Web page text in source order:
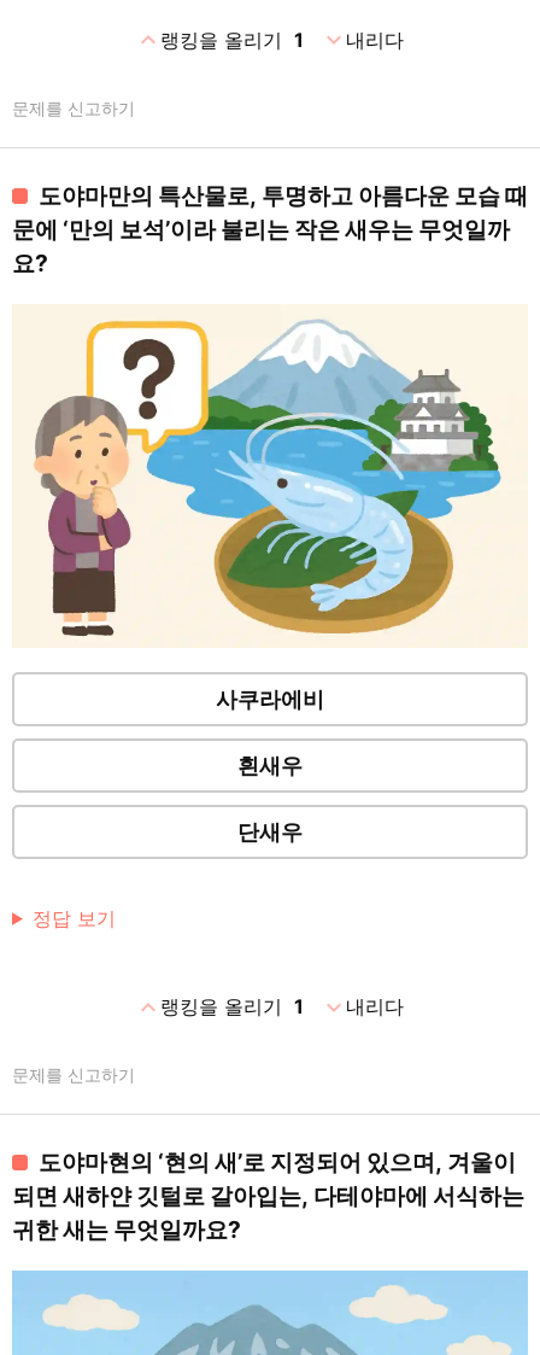
expand_less랭킹을 올리기 1 expand_more내리다
문제를 신고하기
도야마만의 특산물로, 투명하고 아름다운 모습 때
문에 ‘만의 보석’이라 불리는 작은 새우는 무엇일까
요?
사쿠라에비
흰새우
단새우
정답 보기
expand_less랭킹을 올리기 1 expand_more내리다
문제를 신고하기
도야마현의 ‘현의 새’로 지정되어 있으며, 겨울이
되면 새하얀 깃털로 갈아입는, 다테야마에 서식하는
귀한 새는 무엇일까요?